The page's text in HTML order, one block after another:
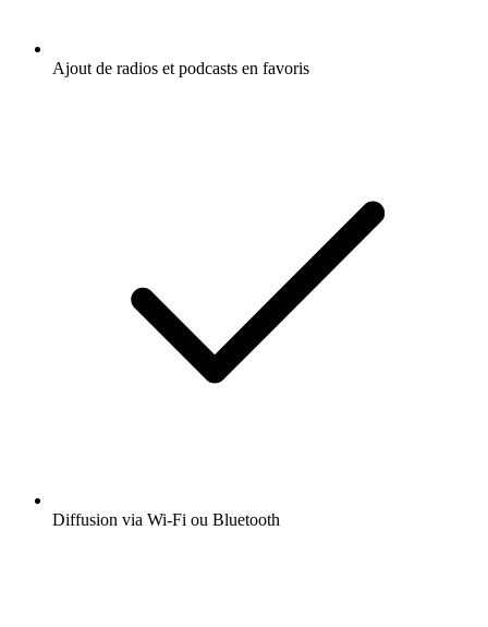
Ajout de radios et podcasts en favoris
Diffusion via Wi-Fi ou Bluetooth